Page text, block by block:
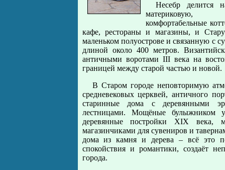
Несебр делится
материковую,
комфортабельные
кафе, рестораны и магазины, и
маленьком полуострове и связанную с
длиной около 400 метров.
античными воротами III века на
границей между старой частью и новой.
В Старом городе неповторимую
средневековых церквей, античного
старинные дома с деревянными
лестницами. Мощёные булыжником
деревянные постройки XIX века,
магазинчиками для сувениров и
дома из камня и дерева – всё это
спокойствия и романтики, создаёт
города.